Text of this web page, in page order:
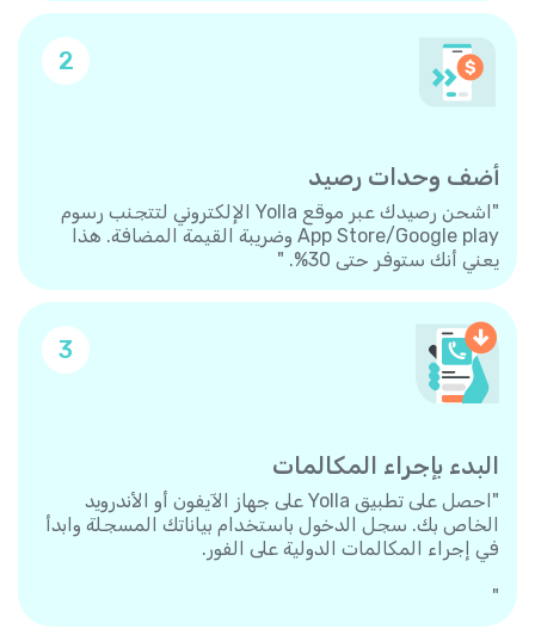
2
أضف وحدات رصيد
"اشحن رصيدك عبر موقع Yolla الإلكتروني لتتجنب رسوم
App Store/Google play وضريبة القيمة المضافة. هذا
يعني أنك ستوفر حتى 30%. "
3
البدء بإجراء المكالمات
"احصل على تطبيق Yolla على جهاز الآيفون أو الأندرويد
الخاص بك. سجل الدخول باستخدام بياناتك المسجلة وابدأ
في إجراء المكالمات الدولية على الفور.
"